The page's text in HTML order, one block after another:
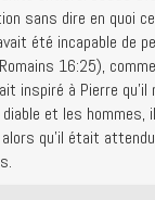
sans dire en quoi
été incapable de
16:25),
inspiré à Pierre
et les hommes,
qu’il était